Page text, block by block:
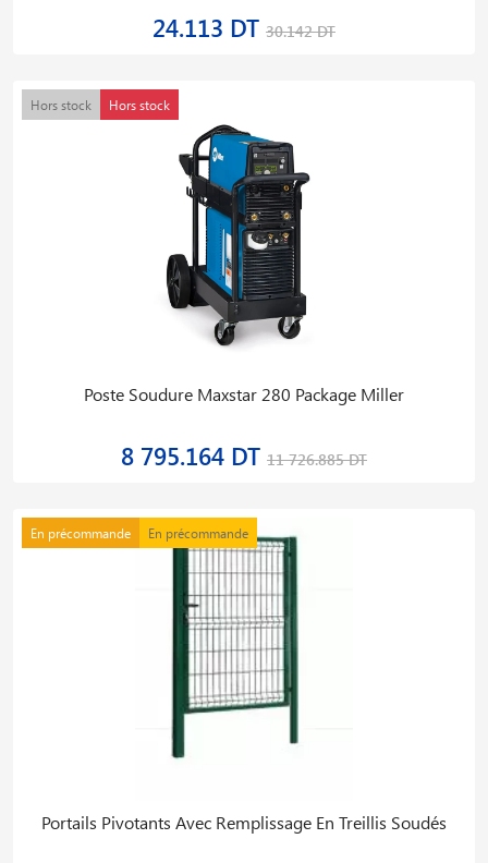
24.113 DT 30.142 DT
Hors stock Hors stock
Poste Soudure Maxstar 280 Package Miller
8 795.164 DT 11 726.885 DT
En précommande En précommande
Portails Pivotants Avec Remplissage En Treillis Soudés